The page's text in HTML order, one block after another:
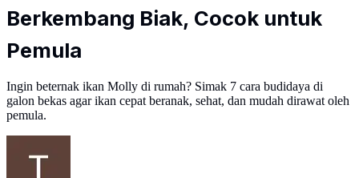
Berkembang Biak, Cocok untuk
Pemula
Ingin beternak ikan Molly di rumah? Simak 7 cara budidaya di
galon bekas agar ikan cepat beranak, sehat, dan mudah dirawat oleh
pemula.